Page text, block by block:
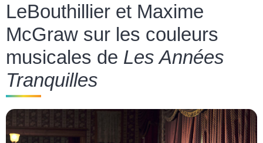
LeBouthillier et Maxime
McGraw sur les couleurs
musicales de Les Années
Tranquilles